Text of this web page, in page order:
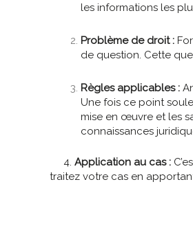
les informations les
Problème de droit :
de question. Cette
Règles applicables :
Une fois ce point
mise en œuvre et les
connaissances
4. Application au cas :
traitez votre cas en